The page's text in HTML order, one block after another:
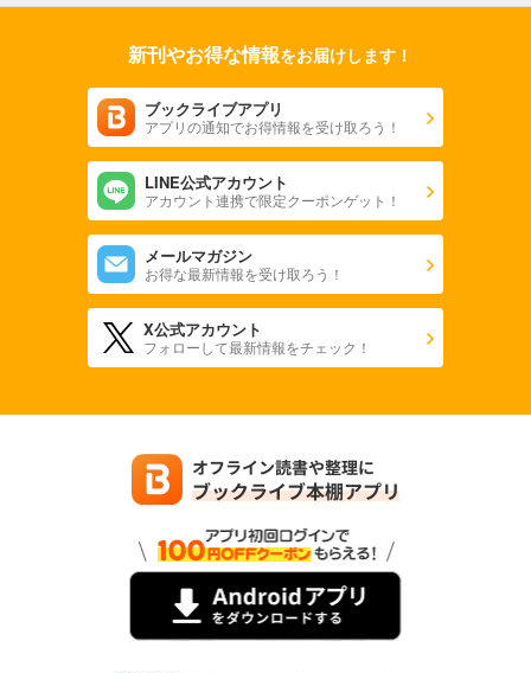
新刊やお得な情報をお届けします！
ブックライブアプリ
アプリの通知でお得情報を受け取ろう！
LINE公式アカウント
アカウント連携で限定クーポンゲット！
メールマガジン
お得な最新情報を受け取ろう！
X公式アカウント
フォローして最新情報をチェック！